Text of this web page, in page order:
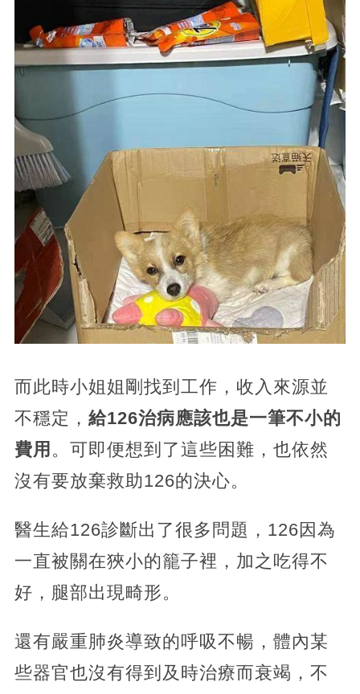
而此時小姐姐剛找到工作，收入來源並
不穩定， 給126治病應該也是一筆不小的
費用 。可即便想到了這些困難，也依然
沒有要放棄救助126的決心。
醫生給126診斷出了很多問題，126因為
一直被關在狹小的籠子裡，加之吃得不
好，腿部出現畸形。
還有嚴重肺炎導致的呼吸不暢，體內某
些器官也沒有得到及時治療而衰竭，不